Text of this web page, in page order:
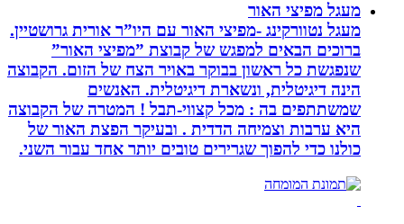
מעגל מפיצי האור
מעגל נטוורקינג -מפיצי האור עם היו”ר אורית גרושטיין.
ברוכים הבאים למפגש של קבוצת ”מפיצי האור”
שנפגשת כל ראשון בבוקר באויר הצח של הזום. הקבוצה
הינה דיגיטלית, ונשארת דיגיטלית. האנשים
שמשתתפים בה : מכל קצווי-תבל ! המטרה של הקבוצה
היא ערבות וצמיחה הדדית . ובעיקר הפצת האור של
כולנו כדי להפוך שגרירים טובים יותר אחד עבור השני.